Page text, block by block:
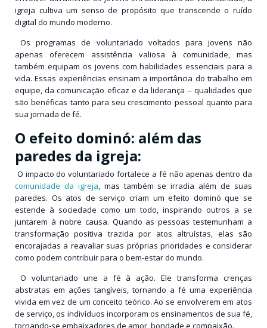
igreja cultiva um senso de propósito que transcende o ruído
digital do mundo moderno.
Os programas de voluntariado voltados para jovens não
apenas oferecem assistência valiosa à comunidade, mas
também equipam os jovens com habilidades essenciais para a
vida. Essas experiências ensinam a importância do trabalho em
equipe, da comunicação eficaz e da liderança – qualidades que
são benéficas tanto para seu crescimento pessoal quanto para
sua jornada de fé.
O efeito dominó: além das
paredes da igreja:
O impacto do voluntariado fortalece a fé não apenas dentro da
comunidade da igreja, mas também se irradia além de suas
paredes. Os atos de serviço criam um efeito dominó que se
estende à sociedade como um todo, inspirando outros a se
juntarem à nobre causa. Quando as pessoas testemunham a
transformação positiva trazida por atos altruístas, elas são
encorajadas a reavaliar suas próprias prioridades e considerar
como podem contribuir para o bem-estar do mundo.
O voluntariado une a fé à ação. Ele transforma crenças
abstratas em ações tangíveis, tornando a fé uma experiência
vivida em vez de um conceito teórico. Ao se envolverem em atos
de serviço, os indivíduos incorporam os ensinamentos de sua fé,
tornando-se embaixadores de amor, bondade e compaixão.